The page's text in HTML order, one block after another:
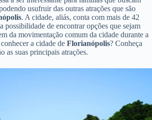
usufruir das outras atrações que são
. A cidade, aliás, conta com mais de 42
possibilidade de encontrar opções que sejam
da movimentação comum da cidade durante a
a cidade de Florianópolis? Conheça
as suas principais atrações.